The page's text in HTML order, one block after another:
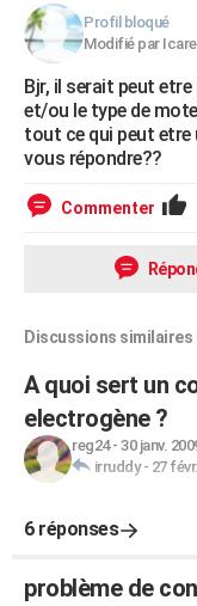
Profil bloqué
Modifié par
Bjr, il serait peut
et/ou le type de
tout ce qui peut etre
vous répondre??
Commenter
Discussions similaires
A quoi sert un
electrogène ?
reg24- 30 janv.
irruddy- 27
6 réponses
problème de